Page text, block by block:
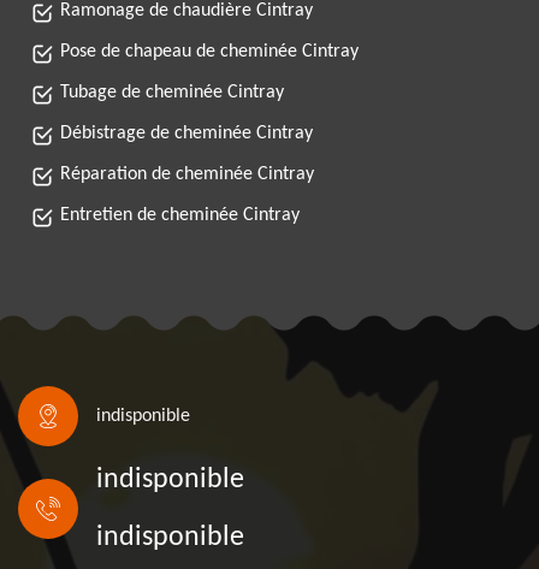
Ramonage de chaudière Cintray
Pose de chapeau de cheminée Cintray
Tubage de cheminée Cintray
Débistrage de cheminée Cintray
Réparation de cheminée Cintray
Entretien de cheminée Cintray
indisponible
indisponible
indisponible